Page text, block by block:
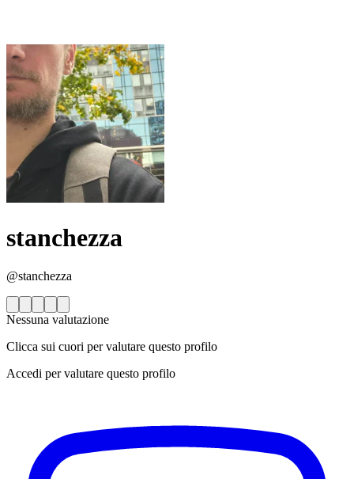
stanchezza
@stanchezza
Nessuna valutazione
Clicca sui cuori per valutare questo profilo
Accedi per valutare questo profilo